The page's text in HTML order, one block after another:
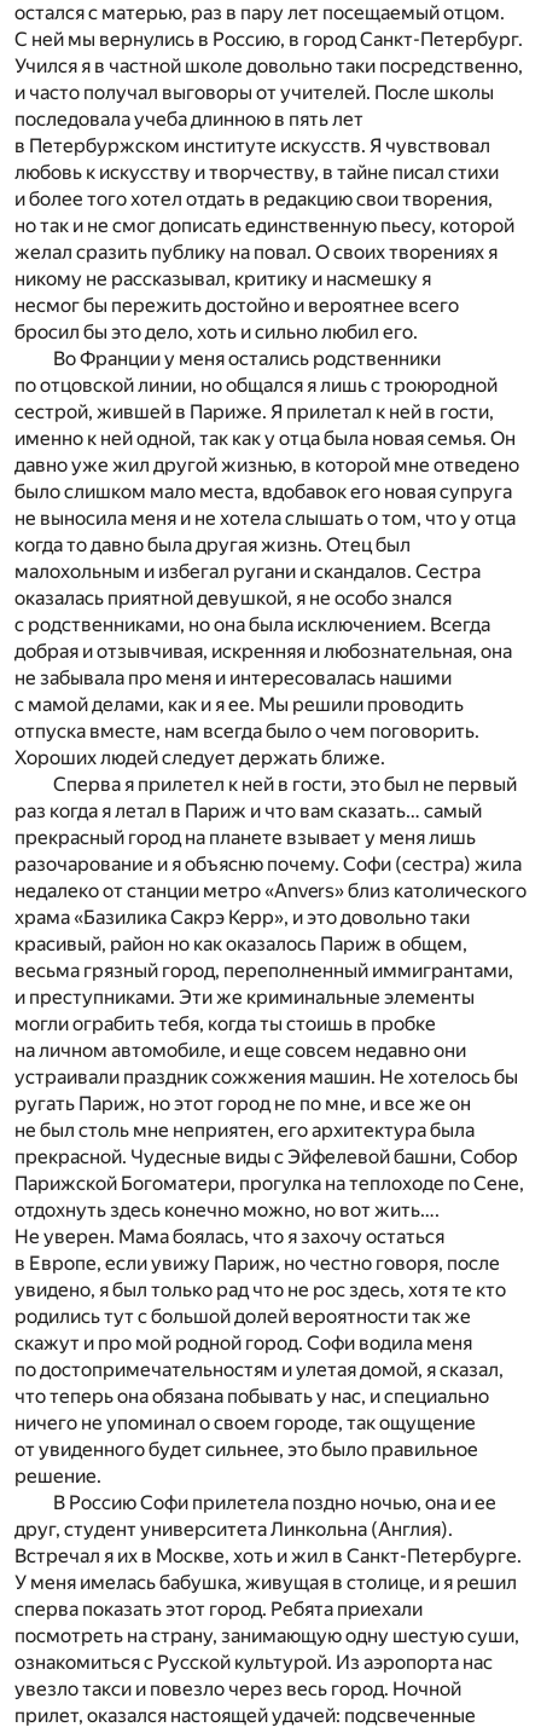
остался с матерью, раз в пару лет посещаемый отцом.
С ней мы вернулись в Россию, в город Санкт-Петербург.
Учился я в частной школе довольно таки посредственно,
и часто получал выговоры от учителей. После школы
последовала учеба длинною в пять лет
в Петербуржском институте искусств. Я чувствовал
любовь к искусству и творчеству, в тайне писал стихи
и более того хотел отдать в редакцию свои творения,
но так и не смог дописать единственную пьесу, которой
желал сразить публику на повал. О своих творениях я
никому не рассказывал, критику и насмешку я
несмог бы пережить достойно и вероятнее всего
бросил бы это дело, хоть и сильно любил его.
Во Франции у меня остались родственники
по отцовской линии, но общался я лишь с троюродной
сестрой, жившей в Париже. Я прилетал к ней в гости,
именно к ней одной, так как у отца была новая семья. Он
давно уже жил другой жизнью, в которой мне отведено
было слишком мало места, вдобавок его новая супруга
не выносила меня и не хотела слышать о том, что у отца
когда то давно была другая жизнь. Отец был
малохольным и избегал ругани и скандалов. Сестра
оказалась приятной девушкой, я не особо знался
с родственниками, но она была исключением. Всегда
добрая и отзывчивая, искренняя и любознательная, она
не забывала про меня и интересовалась нашими
с мамой делами, как и я ее. Мы решили проводить
отпуска вместе, нам всегда было о чем поговорить.
Хороших людей следует держать ближе.
Сперва я прилетел к ней в гости, это был не первый
раз когда я летал в Париж и что вам сказать… самый
прекрасный город на планете взывает у меня лишь
разочарование и я объясню почему. Софи (сестра) жила
недалеко от станции метро «Anvers» близ католического
храма «Базилика Сакрэ Керр», и это довольно таки
красивый, район но как оказалось Париж в общем,
весьма грязный город, переполненный иммигрантами,
и преступниками. Эти же криминальные элементы
могли ограбить тебя, когда ты стоишь в пробке
на личном автомобиле, и еще совсем недавно они
устраивали праздник сожжения машин. Не хотелось бы
ругать Париж, но этот город не по мне, и все же он
не был столь мне неприятен, его архитектура была
прекрасной. Чудесные виды с Эйфелевой башни, Собор
Парижской Богоматери, прогулка на теплоходе по Сене,
отдохнуть здесь конечно можно, но вот жить….
Не уверен. Мама боялась, что я захочу остаться
в Европе, если увижу Париж, но честно говоря, после
увидено, я был только рад что не рос здесь, хотя те кто
родились тут с большой долей вероятности так же
скажут и про мой родной город. Софи водила меня
по достопримечательностям и улетая домой, я сказал,
что теперь она обязана побывать у нас, и специально
ничего не упоминал о своем городе, так ощущение
от увиденного будет сильнее, это было правильное
решение.
В Россию Софи прилетела поздно ночью, она и ее
друг, студент университета Линкольна (Англия).
Встречал я их в Москве, хоть и жил в Санкт-Петербурге.
У меня имелась бабушка, живущая в столице, и я решил
сперва показать этот город. Ребята приехали
посмотреть на страну, занимающую одну шестую суши,
ознакомиться с Русской культурой. Из аэропорта нас
увезло такси и повезло через весь город. Ночной
прилет, оказался настоящей удачей: подсвеченные